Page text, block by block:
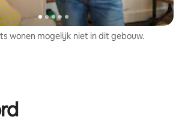
wonen mogelijk niet in dit gebouw.